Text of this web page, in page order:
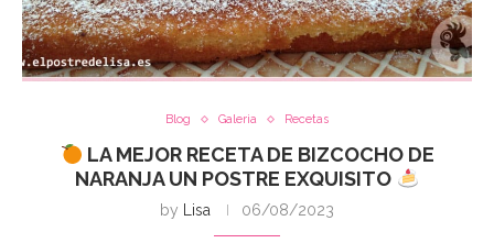
Blog Galeria Recetas
LA MEJOR RECETA DE BIZCOCHO DE
NARANJA UN POSTRE EXQUISITO
by Lisa 06/08/2023